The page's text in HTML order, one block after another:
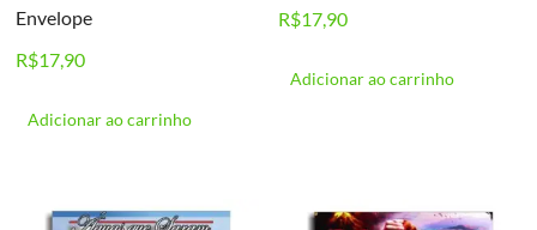
Envelope
R$17,90
Adicionar ao carrinho
R$17,90
Adicionar ao carrinho